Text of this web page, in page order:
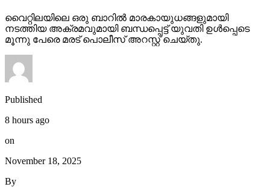
വൈറ്റിലയിലെ ഒരു ബാറില്‍ മാരകായുധങ്ങളുമായി
നടത്തിയ അക്രമവുമായി ബന്ധപ്പെട്ട് യുവതി ഉള്‍പ്പെടെ
മൂന്നു പേരെ മരട് പൊലീസ് അറസ്റ്റ് ചെയ്തു.
Published
8 hours ago
on
November 18, 2025
By